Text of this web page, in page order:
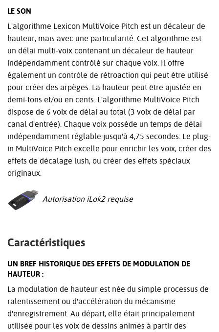
LE SON
L'algorithme Lexicon MultiVoice Pitch est un décaleur de
hauteur, mais avec une particularité. Cet algorithme est
un délai multi-voix contenant un décaleur de hauteur
indépendamment contrôlé sur chaque voix. Il offre
également un contrôle de rétroaction qui peut être utilisé
pour créer des arpèges. La hauteur peut être ajustée en
demi-tons et/ou en cents. L'algorithme MultiVoice Pitch
dispose de 6 voix de délai au total (3 voix de délai par
canal d'entrée). Chaque voix possède un temps de délai
indépendamment réglable jusqu'à 4,75 secondes. Le plug-
in MultiVoice Pitch excelle pour enrichir les voix, créer des
effets de décalage lush, ou créer des effets spéciaux
originaux.
Autorisation iLok2 requise
Caractéristiques
UN BREF HISTORIQUE DES EFFETS DE MODULATION DE
HAUTEUR :
La modulation de hauteur est née du simple processus de
ralentissement ou d'accélération du mécanisme
d'enregistrement. Au départ, elle était principalement
utilisée pour les voix de dessins animés à partir des